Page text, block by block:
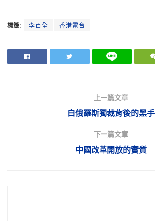
標籤: 李百全 香港電台
上一篇文章
白俄羅斯獨裁背後的黑手
下一篇文章
中國改革開放的實質